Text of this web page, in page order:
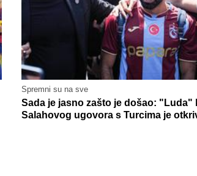
Spremni su na sve
Sada je jasno zašto je došao: "Luda"
Salahovog ugovora s Turcima je